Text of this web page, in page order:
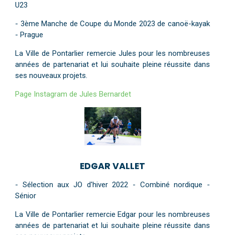
U23
- 3ème Manche de Coupe du Monde 2023 de canoë-kayak
- Prague
La Ville de Pontarlier remercie Jules pour les nombreuses
années de partenariat et lui souhaite pleine réussite dans
ses nouveaux projets.
Page Instagram de Jules Bernardet
EDGAR VALLET
- Sélection aux JO d'hiver 2022 - Combiné nordique -
Sénior
La Ville de Pontarlier remercie Edgar pour les nombreuses
années de partenariat et lui souhaite pleine réussite dans